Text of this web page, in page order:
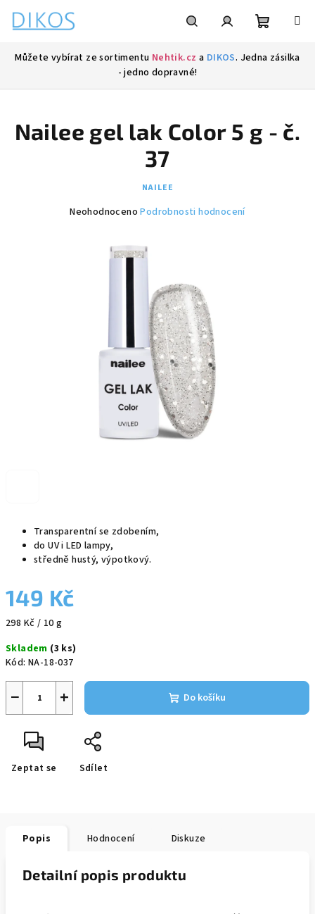
obsah
Můžete vybírat ze sortimentu Nehtik.cz a DIKOS. Jedna zásilka
- jedno dopravné!
Transparentní se zdobením,
do UV i LED lampy,
středně hustý, výpotkový.
149 Kč
Měrná
298 Kč / 10 g
Skladem (3 ks)
Kód: NA-18-037
+
− Do košíku
Zeptat se Sdílet
Nailee gel lak Color 5 g - č.
37
NAILEE
Průměrné
Neohodnoceno Podrobnosti hodnocení
Popis Hodnocení Diskuze
Detailní popis produktu